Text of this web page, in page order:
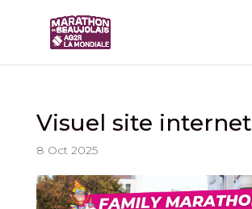
Visuel site internet
8 Oct 2025